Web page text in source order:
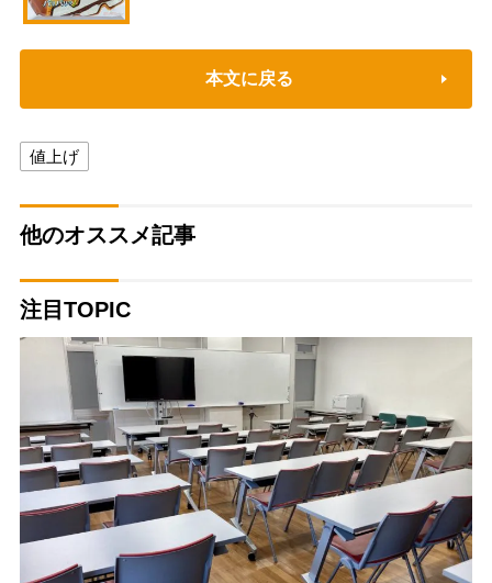
本文に戻る
値上げ
他のオススメ記事
注目TOPIC